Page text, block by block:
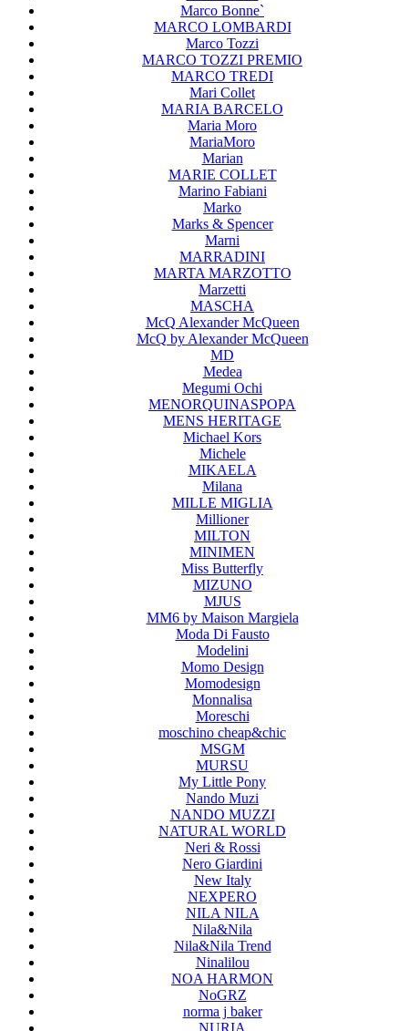
Marco Bonne`
MARCO LOMBARDI
Marco Tozzi
MARCO TOZZI PREMIO
MARCO TREDI
Mari Collet
MARIA BARCELO
Maria Moro
MariaMoro
Marian
MARIE COLLET
Marino Fabiani
Marko
Marks & Spencer
Marni
MARRADINI
MARTA MARZOTTO
Marzetti
MASCHA
McQ Alexander McQueen
McQ by Alexander McQueen
MD
Medea
Megumi Ochi
MENORQUINASPOPA
MENS HERITAGE
Michael Kors
Michele
MIKAELA
Milana
MILLE MIGLIA
Millioner
MILTON
MINIMEN
Miss Butterfly
MIZUNO
MJUS
MM6 by Maison Margiela
Moda Di Fausto
Modelini
Momo Design
Momodesign
Monnalisa
Moreschi
moschino cheap&chic
MSGM
MURSU
My Little Pony
Nando Muzi
NANDO MUZZI
NATURAL WORLD
Neri & Rossi
Nero Giardini
New Italy
NEXPERO
NILA NILA
Nila&Nila
Nila&Nila Trend
Ninalilou
NOA HARMON
NoGRZ
norma j baker
NURIA